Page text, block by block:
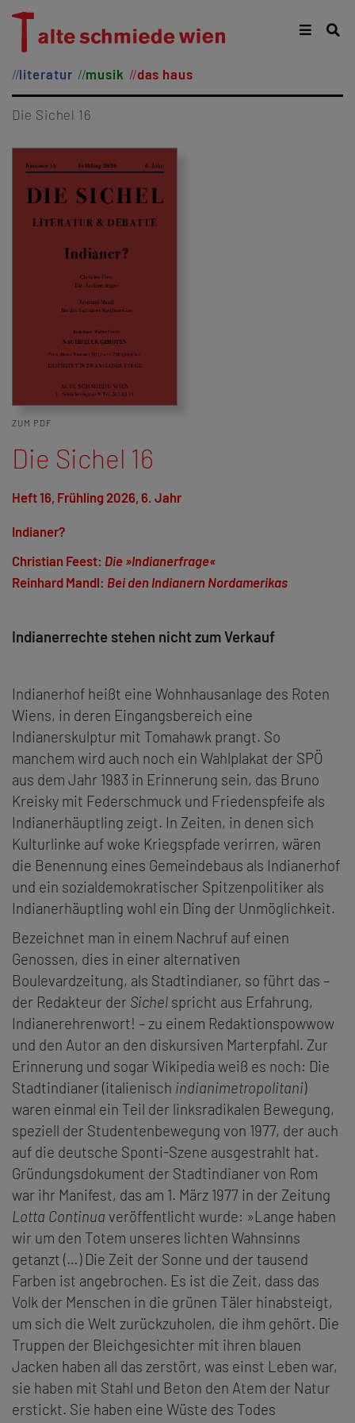
literatur musik das haus
Die Sichel 16
ZUM PDF
Die Sichel 16
Heft 16, Frühling 2026, 6. Jahr
Indianer?
Christian Feest: Die »Indianerfrage«
Reinhard Mandl: Bei den Indianern Nordamerikas
Indianerrechte stehen nicht zum Verkauf
Indianerhof heißt eine Wohnhausanlage des Roten
Wiens, in deren Eingangsbereich eine
Indianerskulptur mit Tomahawk prangt. So
manchem wird auch noch ein Wahlplakat der SPÖ
aus dem Jahr 1983 in Erinnerung sein, das Bruno
Kreisky mit Federschmuck und Friedenspfeife als
Indianerhäuptling zeigt. In Zeiten, in denen sich
Kulturlinke auf woke Kriegspfade verirren, wären
die Benennung eines Gemeindebaus als Indianerhof
und ein sozialdemokratischer Spitzenpolitiker als
Indianerhäuptling wohl ein Ding der Unmöglichkeit.
Bezeichnet man in einem Nachruf auf einen
Genossen, dies in einer alternativen
Boulevardzeitung, als Stadtindianer, so führt das –
der Redakteur der Sichel spricht aus Erfahrung,
Indianerehrenwort! – zu einem Redaktionspowwow
und den Autor an den diskursiven Marterpfahl. Zur
Erinnerung und sogar Wikipedia weiß es noch: Die
Stadtindianer (italienisch indianimetropolitani)
waren einmal ein Teil der linksradikalen Bewegung,
speziell der Studentenbewegung von 1977, der auch
auf die deutsche Sponti-Szene ausgestrahlt hat.
Gründungsdokument der Stadtindianer von Rom
war ihr Manifest, das am 1. März 1977 in der Zeitung
Lotta Continua veröffentlicht wurde: »Lange haben
wir um den Totem unseres lichten Wahnsinns
getanzt (…) Die Zeit der Sonne und der tausend
Farben ist angebrochen. Es ist die Zeit, dass das
Volk der Menschen in die grünen Täler hinabsteigt,
um sich die Welt zurückzuholen, die ihm gehört. Die
Truppen der Bleichgesichter mit ihren blauen
Jacken haben all das zerstört, was einst Leben war,
sie haben mit Stahl und Beton den Atem der Natur
erstickt. Sie haben eine Wüste des Todes